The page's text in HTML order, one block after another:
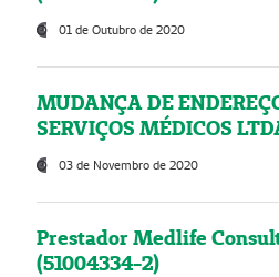
01 de Outubro de 2020
MUDANÇA DE
SERVIÇOS MÉDICOS
03 de Novembro de 2020
Prestador Medlife
(51004334-2)